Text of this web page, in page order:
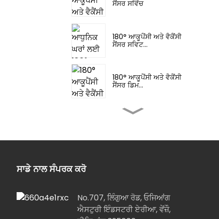
ਸੈਂਸਰ ਸਵਿੱਚ
180° ਆਕੂਪੈਂਸੀ ਅਤੇ ਵੈਕੈਂਸੀ
ਸੈਂਸਰ ਸਵਿਟ...
180° ਆਕੂਪੈਂਸੀ ਅਤੇ ਵੈਕੈਂਸੀ
ਸੈਂਸਰ ਡਿਮ...
YSR115/YSR120 ਡੁਪਲੈਕਸ
ਸਾਕਟ ਡਾਇਵਰਸਿਫਾਈ...
ਸਾਡੇ ਨਾਲ ਸੰਪਰਕ ਕਰੋ
No.707, ਲਿੰਗੁਆ ਰੋਡ, ਓਜਿਆਂਗ
ਐਸਟੁਰੀ ਇੰਡਸਟਰੀ ਏਰੀਆ, ਵੇਂਜ਼ੌ,